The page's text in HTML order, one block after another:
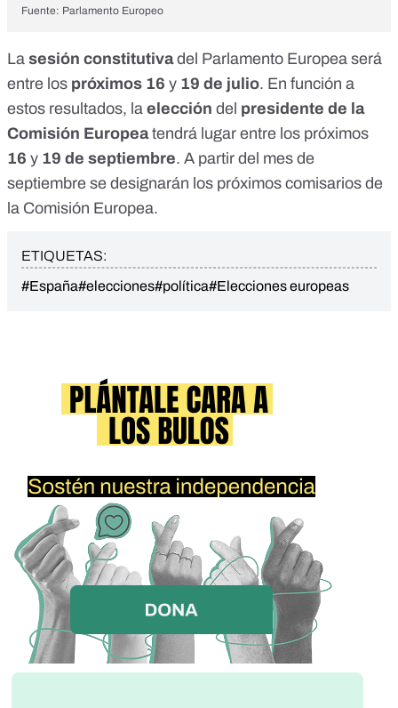
Fuente: Parlamento Europeo
La sesión constitutivadel Parlamento Europea será
entre los próximos 16 y 19 de julio. En función a
estos resultados, la elección del presidente de la
Comisión Europeatendrá lugar entre los próximos
16 y 19 de septiembre. A partir del mes de
septiembre se designarán los próximos comisarios de
la Comisión Europea.
ETIQUETAS:
#España#elecciones#política#Elecciones europeas